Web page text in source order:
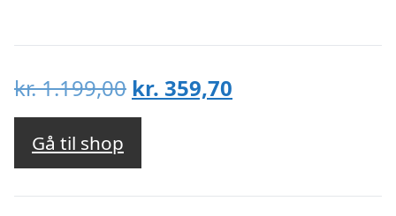
kr.1.199,00 Den
oprindelige
var:
kr. 1.199,00.
kr. 359,70
kr. 359,70.
Gå til shop